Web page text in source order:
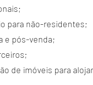
para não-residentes;
e pós-venda;
de imóveis para